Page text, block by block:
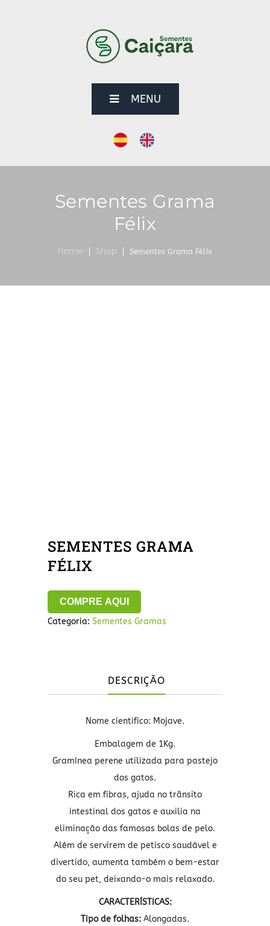
MENU
Sementes Grama
Félix
Home Shop Sementes Grama Félix
SEMENTES GRAMA
FÉLIX
COMPRE AQUI
Categoria: Sementes Gramas
DESCRIÇÃO
Nome cientifico: Mojave.
Embalagem de 1Kg.
Gramínea perene utilizada para pastejo
dos gatos.
Rica em fibras, ajuda no trânsito
intestinal dos gatos e auxilia na
eliminação das famosas bolas de pelo.
Além de servirem de petisco saudável e
divertido, aumenta também o bem-estar
do seu pet, deixando-o mais relaxado.
CARACTERÍSTICAS:
Tipo de folhas: Alongadas.